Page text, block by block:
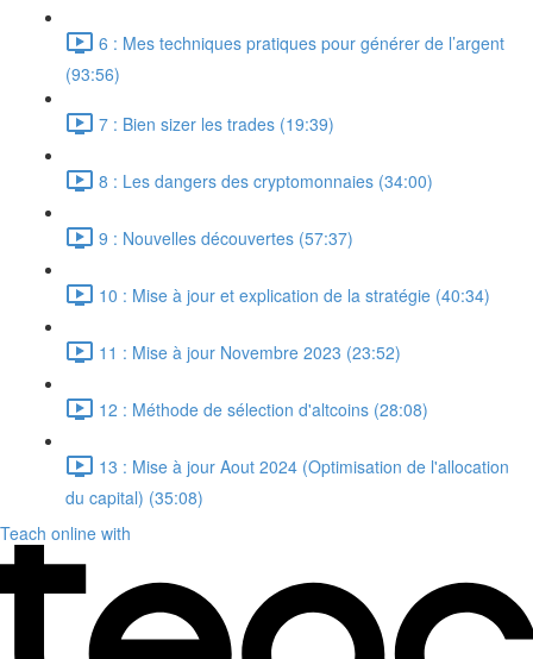
6 : Mes techniques pratiques pour générer de l’argent
(93:56)
7 : Bien sizer les trades (19:39)
8 : Les dangers des cryptomonnaies (34:00)
9 : Nouvelles découvertes (57:37)
10 : Mise à jour et explication de la stratégie (40:34)
11 : Mise à jour Novembre 2023 (23:52)
12 : Méthode de sélection d'altcoins (28:08)
13 : Mise à jour Aout 2024 (Optimisation de l'allocation
du capital) (35:08)
Teach online with